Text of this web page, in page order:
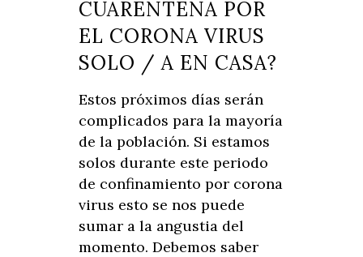
CUARENTENA POR
EL CORONA VIRUS
SOLO / A EN CASA?
Estos próximos días serán
complicados para la mayoría
de la población. Si estamos
solos durante este periodo
de confinamiento por corona
virus esto se nos puede
sumar a la angustia del
momento. Debemos saber